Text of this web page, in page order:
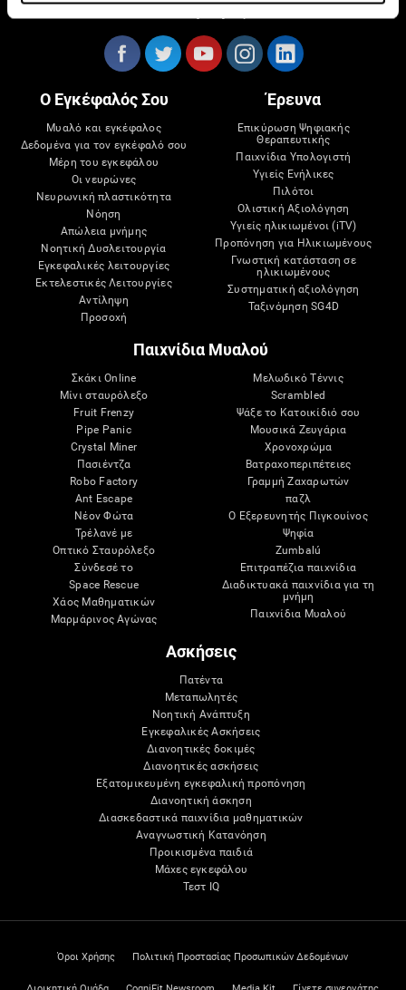
Ακολούθησέ μας στο
Ο Εγκέφαλός Σου
Μυαλό και εγκέφαλος
Δεδομένα για τον εγκέφαλό σου
Μέρη του εγκεφάλου
Οι νευρώνες
Νευρωνική πλαστικότητα
Νόηση
Απώλεια μνήμης
Νοητική Δυσλειτουργία
Εγκεφαλικές λειτουργίες
Εκτελεστικές Λειτουργίες
Αντίληψη
Προσοχή
Έρευνα
Επικύρωση Ψηφιακής
Θεραπευτικής
Παιχνίδια Υπολογιστή
Υγιείς Ενήλικες
Πιλότοι
Ολιστική Αξιολόγηση
Υγιείς ηλικιωμένοι (iTV)
Προπόνηση για Ηλικιωμένους
Γνωστική κατάσταση σε
ηλικιωμένους
Συστηματική αξιολόγηση
Ταξινόμηση SG4D
Παιχνίδια Μυαλού
Σκάκι Online
Μίνι σταυρόλεξο
Fruit Frenzy
Pipe Panic
Crystal Miner
Πασιέντζα
Robo Factory
Ant Escape
Νέον Φώτα
Τρέλανέ με
Οπτικό Σταυρόλεξο
Σύνδεσέ το
Space Rescue
Χάος Μαθηματικών
Μαρμάρινος Αγώνας
Μελωδικό Τέννις
Scrambled
Ψάξε το Κατοικίδιό σου
Μουσικά Ζευγάρια
Χρονοχρώμα
Βατραχοπεριπέτειες
Γραμμή Ζαχαρωτών
παζλ
Ο Εξερευνητής Πιγκουίνος
Ψηφία
Zumbalú
Επιτραπέζια παιχνίδια
Διαδικτυακά παιχνίδια για τη
μνήμη
Παιχνίδια Μυαλού
Ασκήσεις
Πατέντα
Μεταπωλητές
Νοητική Ανάπτυξη
Εγκεφαλικές Ασκήσεις
Διανοητικές δοκιμές
Διανοητικές ασκήσεις
Εξατομικευμένη εγκεφαλική προπόνηση
Διανοητική άσκηση
Διασκεδαστικά παιχνίδια μαθηματικών
Αναγνωστική Κατανόηση
Προικισμένα παιδιά
Μάχες εγκεφάλου
Τεστ IQ
Όροι Χρήσης Πολιτική Προστασίας Προσωπικών Δεδομένων